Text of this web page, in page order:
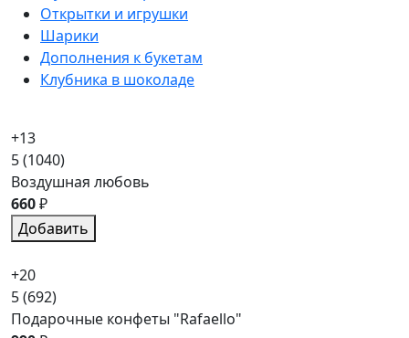
Открытки и игрушки
Шарики
Дополнения к букетам
Клубника в шоколаде
+13
5(1040)
Воздушная любовь
660₽
Добавить
+20
5(692)
Подарочные конфеты "Rafaello"